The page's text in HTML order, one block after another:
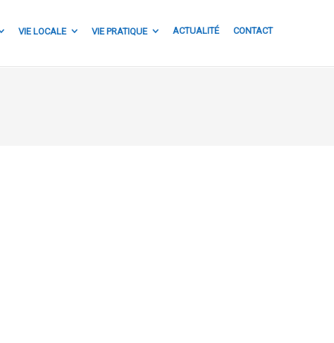
VIE LOCALE VIE PRATIQUE ACTUALITÉ CONTACT